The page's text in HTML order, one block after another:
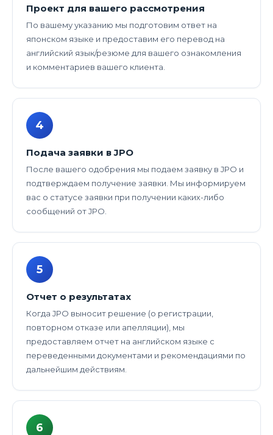
Проект для вашего рассмотрения
По вашему указанию мы подготовим ответ на
японском языке и предоставим его перевод на
английский язык/резюме для вашего ознакомления
и комментариев вашего клиента.
4
Подача заявки в JPO
После вашего одобрения мы подаем заявку в JPO и
подтверждаем получение заявки. Мы информируем
вас о статусе заявки при получении каких-либо
сообщений от JPO.
5
Отчет о результатах
Когда JPO выносит решение (о регистрации,
повторном отказе или апелляции), мы
предоставляем отчет на английском языке с
переведенными документами и рекомендациями по
дальнейшим действиям.
6